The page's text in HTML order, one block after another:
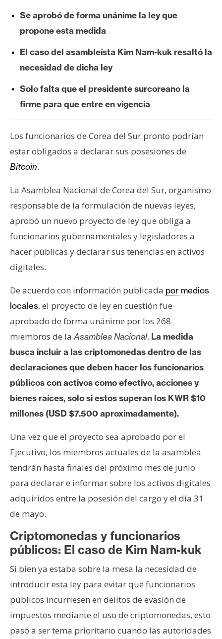
r
e
m
I
A
A
n
l
i
s
N
o
a
s
d
P
r
e
n
s
T
e
m
s
e
c
r
s
o
s
Se aprobó de forma unánime la ley que
propone esta medida
El caso del asambleísta Kim Nam-kuk resaltó la
necesidad de dicha ley
Solo falta que el presidente surcoreano la
firme para que entre en vigencia
Los funcionarios de Corea del Sur pronto podrían
estar obligados a declarar sus posesiones de
Bitcoin.
La Asamblea Nacional de Corea del Sur, organismo
responsable de la formulación de nuevas leyes,
aprobó un nuevo proyecto de ley que obliga a
funcionarios gubernamentales y legisladores a
hacer públicas y declarar sus tenencias en activos
digitales.
De acuerdo con información publicada por medios
locales, el proyecto de ley en cuestión fue
aprobado de forma unánime por los 268
miembros de laAsamblea Nacional. La medida
busca incluir a las criptomonedas dentro de las
declaraciones que deben hacer los funcionarios
públicos con activos como efectivo, acciones y
bienes raíces, solo si estos superan los KWR $10
millones (USD $7.500 aproximadamente).
Una vez que el proyecto sea aprobado por el
Ejecutivo, los miembros actuales de la asamblea
tendrán hasta finales del próximo mes de junio
para declarar e informar sobre los activos digitales
adquiridos entre la posesión del cargo y el día 31
de mayo.
Criptomonedas y funcionarios
públicos: El caso de Kim Nam-kuk
Si bien ya estaba sobre la mesa la necesidad de
introducir esta ley para evitar que funcionarios
públicos incurriesen en delitos de evasión de
impuestos mediante el uso de criptomonedas, esto
pasó a ser tema prioritario cuando las autoridades